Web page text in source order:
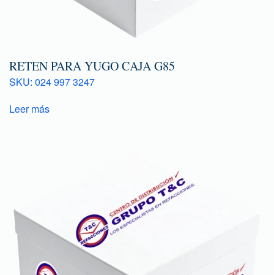
RETEN PARA YUGO CAJA G85
SKU: 024 997 3247
Leer más